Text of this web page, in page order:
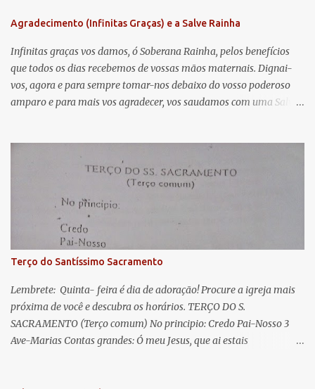
t
á
r
i
o
Agradecimento (Infinitas Graças) e a Salve Rainha
Infinitas graças vos damos, ó Soberana Rainha, pelos benefícios
que todos os dias recebemos de vossas mãos maternais. Dignai-
vos, agora e para sempre tomar-nos debaixo do vosso poderoso
amparo e para mais vos agradecer, vos saudamos com uma Salve
lágrimas. Eia, pois, Advogada nossa, estes vossos olhos
misericordiosos a nós volvei, e depois deste desterro, mostrai-nos
Jesus. Bendito é o fruto do vosso ventre, ó clemente, ó piedosa, ó
doce e sempre Virgem Maria. Rogai por nós Santa Mãe de Deus.
Para que sejamos dignos das promessas de Cristo. Amém.
Terço do Santíssimo Sacramento
Lembrete: Quinta- feira é dia de adoração! Procure a igreja mais
próxima de você e descubra os horários. TERÇO DO S.
SACRAMENTO (Terço comum) No principio: Credo Pai-Nosso 3
Ave-Marias Contas grandes: Ó meu Jesus, que ai estais